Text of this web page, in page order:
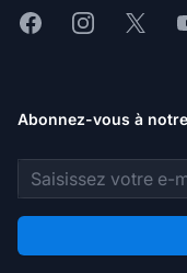
FacebookInstagram
X
Abonnez-vous à
Adresse e-mail